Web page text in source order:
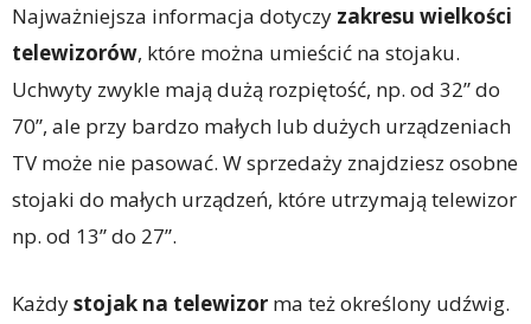
Najważniejsza informacja dotyczy zakresu wielkości
telewizorów, które można umieścić na stojaku.
Uchwyty zwykle mają dużą rozpiętość, np. od 32” do
70”, ale przy bardzo małych lub dużych urządzeniach
TV może nie pasować. W sprzedaży znajdziesz osobne
stojaki do małych urządzeń, które utrzymają telewizor
np. od 13” do 27”.
Każdystojak na telewizor ma też określony udźwig.